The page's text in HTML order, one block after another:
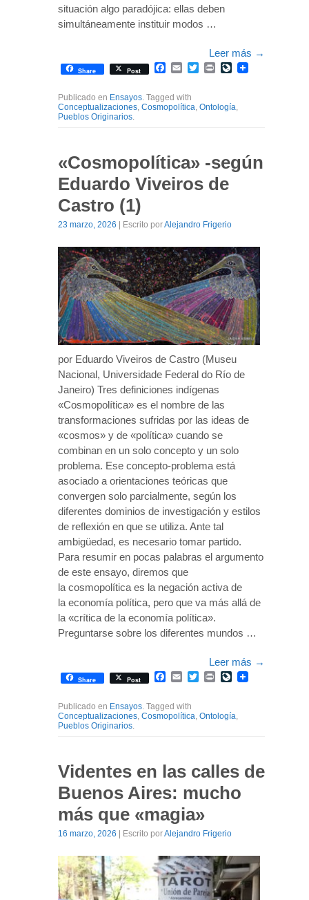
situación algo paradójica: ellas deben
simultáneamente instituir modos …
Leer más →
Share Post Facebook
EmailTwitterPrintLiveJournal
Publicado en Ensayos . Tagged with
Conceptualizaciones Cosmopolítica Ontología
Pueblos Originarios
«Cosmopolítica» -según
Eduardo Viveiros de
Castro (1)
23 marzo, 2026 | Escrito porAlejandro Frigerio
por Eduardo Viveiros de Castro (Museu
Nacional, Universidade Federal do Río de
Janeiro) Tres definiciones indígenas
«Cosmopolítica» es el nombre de las
transformaciones sufridas por las ideas de
«cosmos» y de «política» cuando se
combinan en un solo concepto y un solo
problema. Ese concepto-problema está
asociado a orientaciones teóricas que
convergen solo parcialmente, según los
diferentes dominios de investigación y estilos
de reflexión en que se utiliza. Ante tal
ambigüedad, es necesario tomar partido.
Para resumir en pocas palabras el argumento
de este ensayo, diremos que
la cosmopolítica es la negación activa de
la economía política, pero que va más allá de
la «crítica de la economía política».
Preguntarse sobre los diferentes mundos …
Leer más →
Share Post Facebook
EmailTwitterPrintLiveJournal
Publicado en Ensayos. Tagged with
Conceptualizaciones, Cosmopolítica, Ontología,
Pueblos Originarios.
Videntes en las calles de
Buenos Aires: mucho
más que «magia»
16 marzo, 2026 | Escrito porAlejandro Frigerio